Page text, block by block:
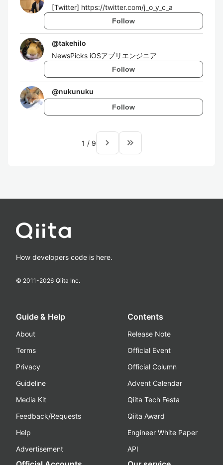
[Twitter] https://twitter.com/j_o_y_c_a
Follow
@takehilo
NewsPicks iOSアプリエンジニア
Follow
@nukunuku
Follow
1 / 9 navigate_next keyboard_double_arrow_right
How developers code is here.
© 2011-2026 Qiita Inc.
Guide & Help
About
Terms
Privacy
Guideline
Media Kit
Feedback/Requests
Help
Advertisement
Contents
Release Note
Official Event
Official Column
Advent Calendar
Qiita Tech Festa
Qiita Award
Engineer White Paper
API